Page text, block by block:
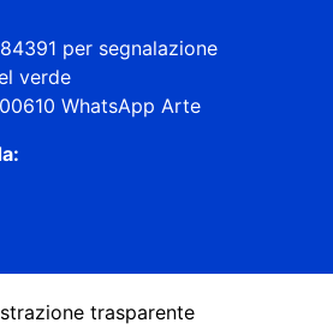
per segnalazione
verde
WhatsApp Arte
trasparente